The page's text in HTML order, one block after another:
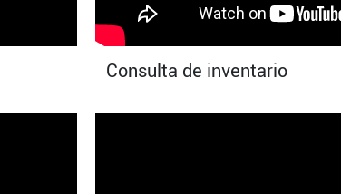
Consulta de inventario